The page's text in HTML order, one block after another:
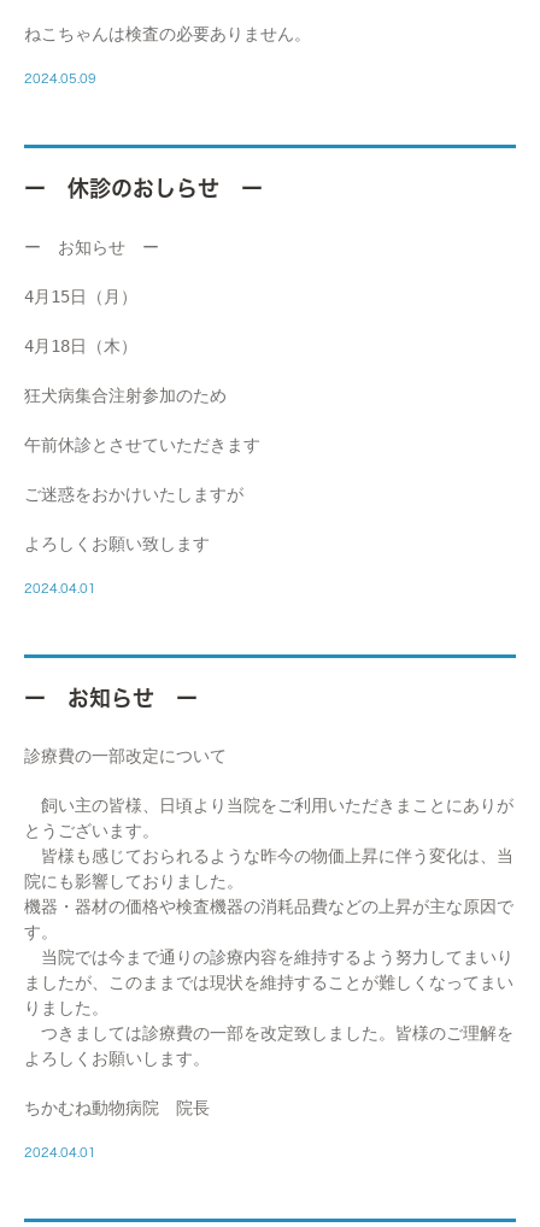
ねこちゃんは検査の必要ありません。
2024.05.09
ー 休診のおしらせ ー
ー お知らせ ー
4月15日（月）
4月18日（木）
狂犬病集合注射参加のため
午前休診とさせていただきます
ご迷惑をおかけいたしますが
よろしくお願い致します
2024.04.01
ー お知らせ ー
診療費の一部改定について
飼い主の皆様、日頃より当院をご利用いただきまことにありが
とうございます。
皆様も感じておられるような昨今の物価上昇に伴う変化は、当
院にも影響しておりました。
機器・器材の価格や検査機器の消耗品費などの上昇が主な原因で
す。
当院では今まで通りの診療内容を維持するよう努力してまいり
ましたが、このままでは現状を維持することが難しくなってまい
りました。
つきましては診療費の一部を改定致しました。皆様のご理解を
よろしくお願いします。
ちかむね動物病院 院長
2024.04.01